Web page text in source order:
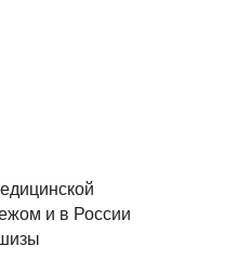
и в России